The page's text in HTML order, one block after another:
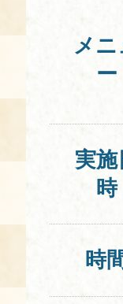
メニ
ー
実施
時
時